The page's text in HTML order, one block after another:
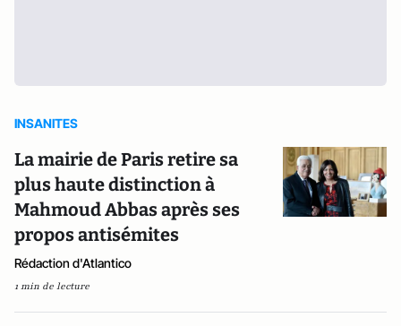
INSANITES
La mairie de Paris retire sa
plus haute distinction à
Mahmoud Abbas après ses
propos antisémites
Rédaction d'Atlantico
1 min de lecture